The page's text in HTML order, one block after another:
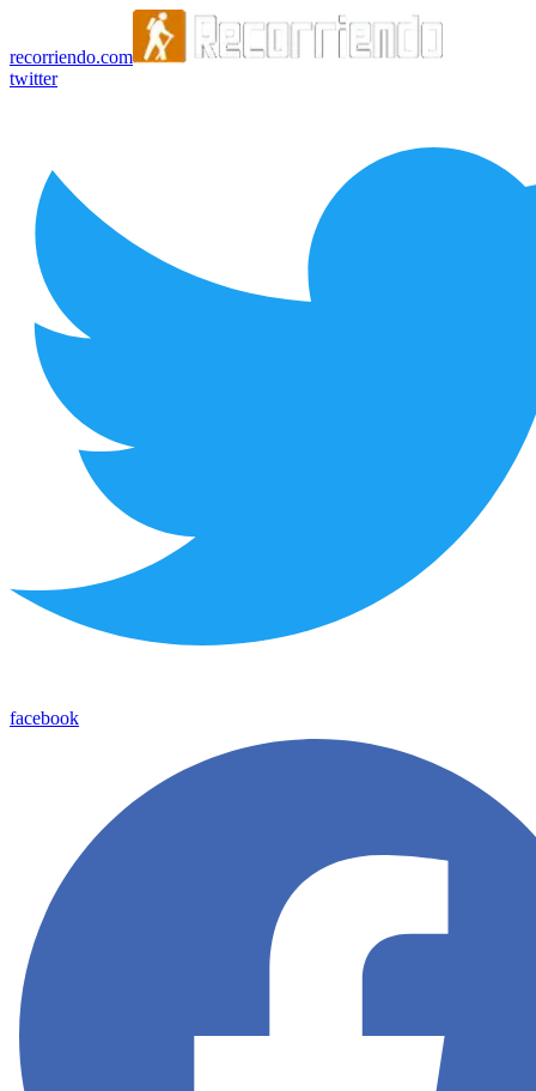
recorriendo.com
twitter
facebook